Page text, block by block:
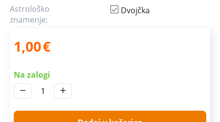
Astrološko
znamenje:
Dvojčka
1,00€
Na zalogi
+
−